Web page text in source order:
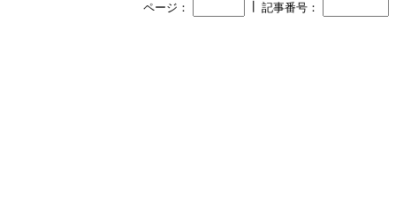
ページ： 記事番号：